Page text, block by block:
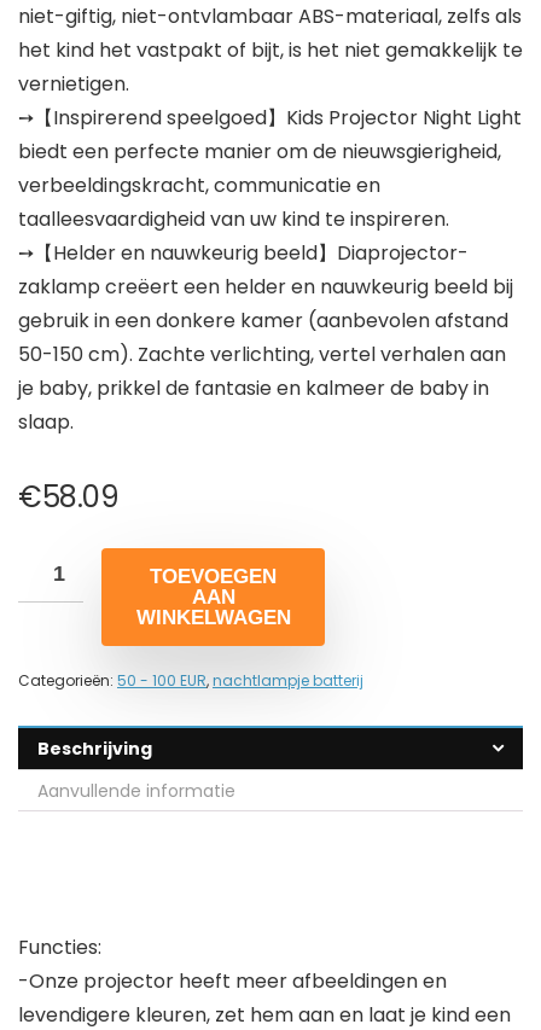
niet-giftig, niet-ontvlambaar ABS-materiaal, zelfs als
het kind het vastpakt of bijt, is het niet gemakkelijk te
vernietigen.
➙【Inspirerend speelgoed】Kids Projector Night Light
biedt een perfecte manier om de nieuwsgierigheid,
verbeeldingskracht, communicatie en
taalleesvaardigheid van uw kind te inspireren.
➙【Helder en nauwkeurig beeld】Diaprojector-
zaklamp creëert een helder en nauwkeurig beeld bij
gebruik in een donkere kamer (aanbevolen afstand
50-150 cm). Zachte verlichting, vertel verhalen aan
je baby, prikkel de fantasie en kalmeer de baby in
slaap.
€58.09
TOEVOEGEN
AAN
WINKELWAGEN
Categorieën: 50 - 100 EUR, nachtlampje batterij
Beschrijving
Aanvullende informatie
Functies:
-Onze projector heeft meer afbeeldingen en
levendigere kleuren, zet hem aan en laat je kind een